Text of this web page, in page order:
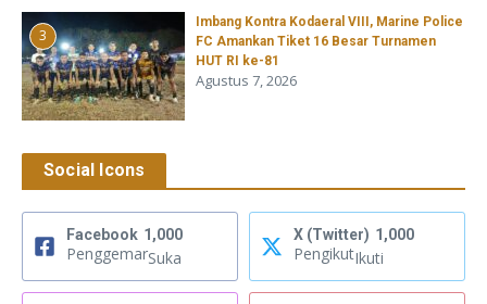
3
Imbang Kontra Kodaeral VIII, Marine Police
FC Amankan Tiket 16 Besar Turnamen
HUT RI ke-81
Agustus 7, 2026
Social Icons
Facebook 1,000
PenggemarSuka
X (Twitter) 1,000
PengikutIkuti